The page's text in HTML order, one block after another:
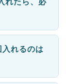
れるのは